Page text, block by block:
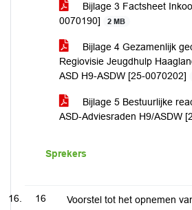
Bijlage 3 Factsheet
0070190]
2 MB
Bijlage 4 Gezamenlijk
Regiovisie Jeugdhulp
ASD H9-ASDW [25-0070202]
Bijlage 5 Bestuurlijke
ASD-Adviesraden H9/ASDW
Sprekers
16
Voorstel tot het opnemen